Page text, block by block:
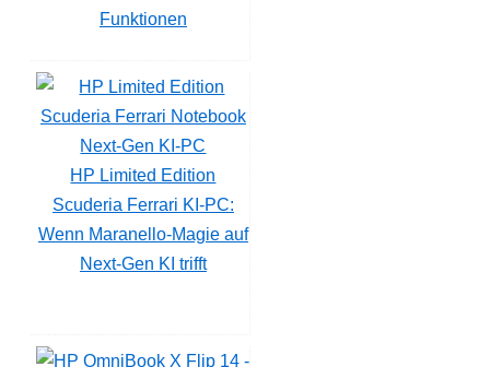
Funktionen
HP Limited Edition
Scuderia Ferrari KI-PC:
Wenn Maranello-Magie auf
Next-Gen KI trifft